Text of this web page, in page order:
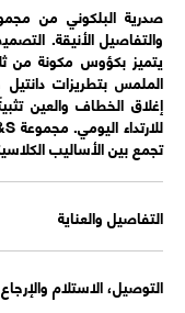
صدرية البلكوني من
والتفاصيل الأنيقة.
يتميز بكؤوس مكونة من
الملمس بتطريزات
تجمع بين الأساليب
التفاصيل والعناية
التوصيل، الاستلام والإرجاع